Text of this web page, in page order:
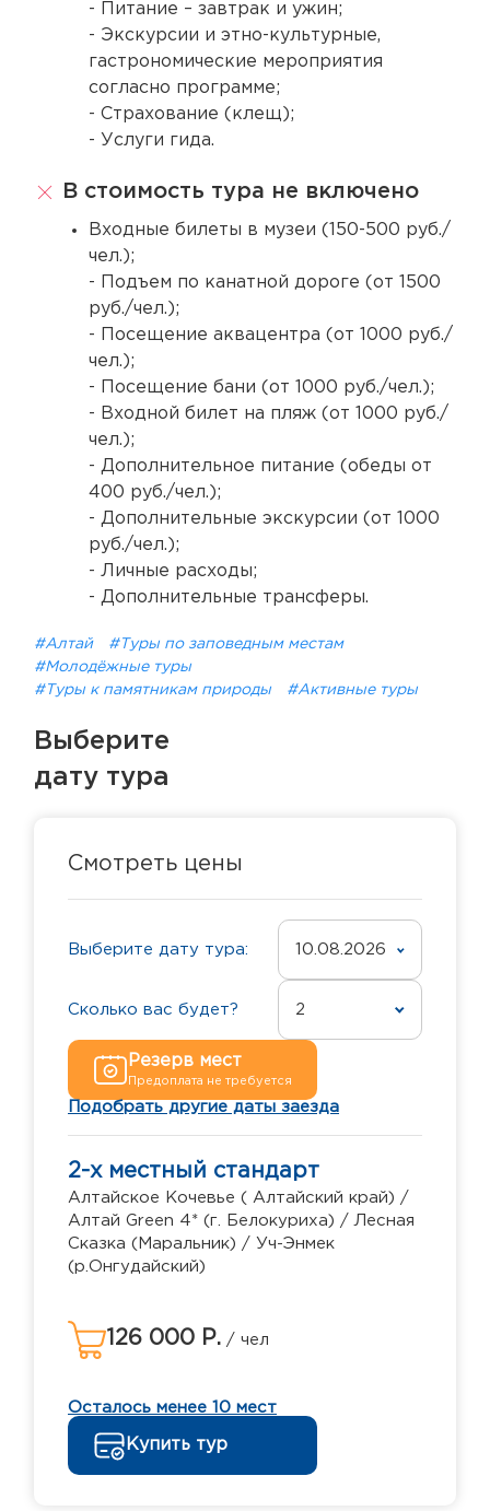
- Питание – завтрак и ужин;
- Экскурсии и этно-культурные,
гастрономические мероприятия
согласно программе;
- Страхование (клещ);
- Услуги гида.
В стоимость тура не включено
Входные билеты в музеи (150-500 руб./
чел.);
- Подъем по канатной дороге (от 1500
руб./чел.);
- Посещение аквацентра (от 1000 руб./
чел.);
- Посещение бани (от 1000 руб./чел.);
- Входной билет на пляж (от 1000 руб./
чел.);
- Дополнительное питание (обеды от
400 руб./чел.);
- Дополнительные экскурсии (от 1000
руб./чел.);
- Личные расходы;
- Дополнительные трансферы.
#Алтай
#Туры по заповедным местам
#Молодёжные туры
#Туры к памятникам природы
#Активные туры
Выберите
дату тура
Смотреть цены
Выберите дату тура: 10.08.2026
Сколько вас будет? 2
Резерв мест
Предоплата не требуется
Подобрать другие даты заезда
2-х местный стандарт
Алтайское Кочевье ( Алтайский край) /
Алтай Green 4* (г. Белокуриха) / Лесная
Сказка (Маральник) / Уч-Энмек
(р.Онгудайский)
126 000 Р. / чел
Осталось менее 10 мест
Купить тур